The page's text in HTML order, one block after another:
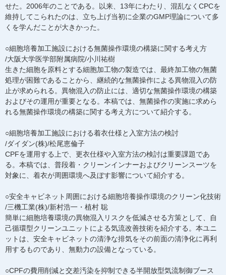
せた。2006年のことである。以来、13年にわたり、混乱なくCPCを
維持してこられたのは、立ち上げ当初に企業のGMP理論について多
くを学んだことが大きかった。
○細胞培養加工施設における無菌操作環境の構築に関する考え方
/大阪大学医学部附属病院/小川祐樹
生きた細胞を原料とする細胞加工物の製造では、最終加工物の無菌
処理が困難であることから、継続的な無菌操作による異物混入の防
止が求められる。異物混入の防止には、適切な無菌操作環境の構築
およびその運用が重要となる。本稿では、無菌操作の実施に求めら
れる無菌操作環境の構築に関する考え方について紹介する。
○細胞培養加工施設における着衣仕様と入室方法の検討
/ダイダン(株)/松尾恵倫子
CPFを運用する上で、更衣仕様や入室方法の検討は重要課題であ
る。本稿では、普段着・クリーンインナーおよびクリーンスーツを
対象に、着衣が周囲環境へ及ぼす影響について紹介する。
○安全キャビネット周囲における細胞培養操作環境のクリーン化技術
/三機工業(株)/新村浩一・植村 聡
簡単に細胞培養環境の異物混入リスクを低減させる方策として、自
己循環型クリーンユニットによる気流改善技術を紹介する。本ユニ
ットは、安全キャビネットの清浄な排気をその前面の清浄化に再利
用するものであり、無動力の設備となっている。
○CPFの費用削減と交差汚染を抑制できる半開放型気流制御ブース